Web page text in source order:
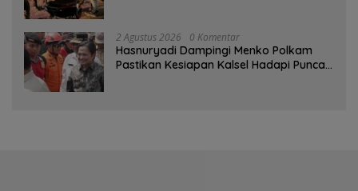
2 Agustus 2026 0 Komentar
Hasnuryadi Dampingi Menko Polkam
Pastikan Kesiapan Kalsel Hadapi Puncak